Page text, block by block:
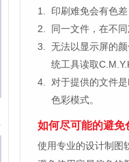
1.
印刷难免会有色
2.
同一文件，在不
3.
无法以显示屏的
统工具读取
4.
对于提供的文件
色彩模式。
如何尽可能的避免
使用专业的设计制图